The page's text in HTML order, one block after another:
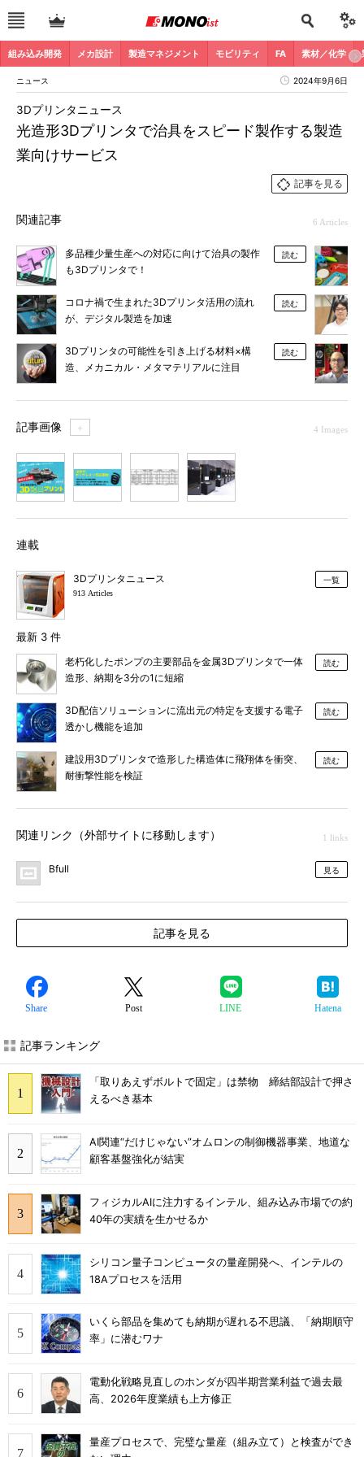
組み込み開発 メカ設計 製造マネジメント モビリティ FA 素材／化学
ニュース 2024年9月6日
光造形3Dプリンタで治具をスピード製作する製造
業向けサービス
3Dプリンタニュース
記事を見る
関連記事 6 Articles
多品種少量生産への対応に向けて治具の製作
も3Dプリンタで！
読む
コロナ禍で生まれた3Dプリンタ活用の流れ
が、デジタル製造を加速
読む
3Dプリンタの可能性を引き上げる材料×構
造、メカニカル・メタマテリアルに注目
読む
記事画像 ＋ 4 Images
連載
3Dプリンタニュース
913 Articles
一覧
最新 3 件
老朽化したポンプの主要部品を金属3Dプリンタで一体
造形、納期を3分の1に短縮
読む
3D配信ソリューションに流出元の特定を支援する電子
透かし機能を追加
読む
建設用3Dプリンタで造形した構造体に飛翔体を衝突、
耐衝撃性能を検証
読む
関連リンク（外部サイトに移動します） 1 links
Bfull 見る
記事を見る
Share Post LINE Hatena
記事ランキング
「取りあえずボルトで固定」は禁物 締結部設計で押さ
えるべき基本
AI関連“だけじゃない”オムロンの制御機器事業、地道な
顧客基盤強化が結実
フィジカルAIに注力するインテル、組み込み市場での約
40年の実績を生かせるか
シリコン量子コンピュータの量産開発へ、インテルの
18Aプロセスを活用
いくら部品を集めても納期が遅れる不思議、「納期順守
率」に潜むワナ
電動化戦略見直しのホンダが四半期営業利益で過去最
高、2026年度業績も上方修正
量産プロセスで、完璧な量産（組み立て）と検査ができ